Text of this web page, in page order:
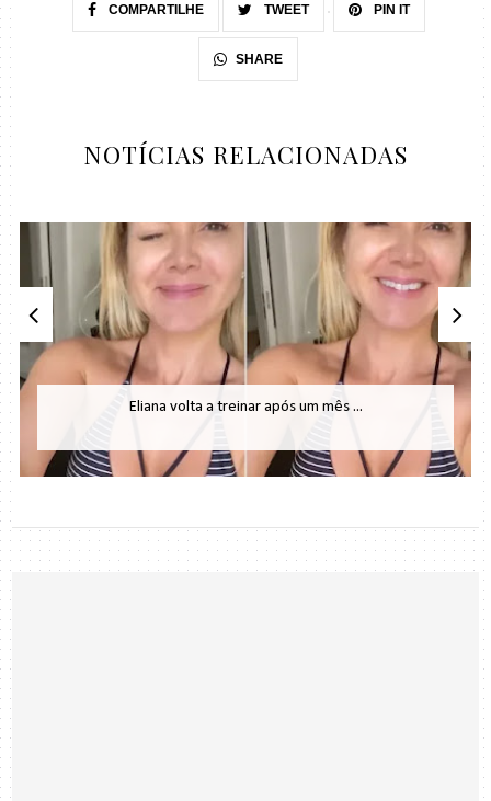
COMPARTILHE TWEET PIN IT
SHARE
NOTÍCIAS RELACIONADAS
Eliana volta a treinar após um mês ...